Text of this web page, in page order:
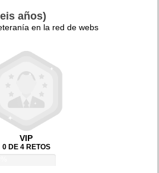
años)
en la red de webs
VIP
0 DE 4 RETOS